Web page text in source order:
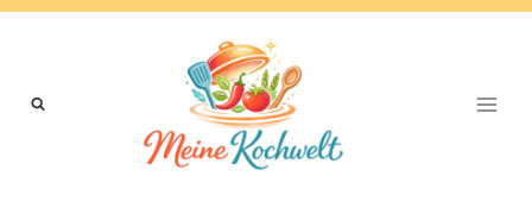
Skip